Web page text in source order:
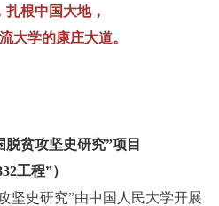
扎根中国大地，
大学的康庄大道。
贫攻坚史研究”项目
工程”）
坚史研究”由中国人民大学开展